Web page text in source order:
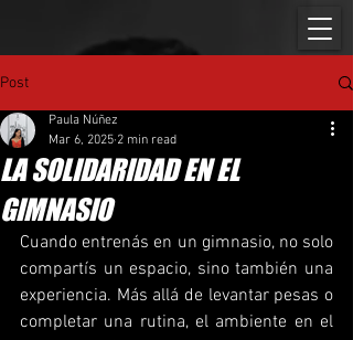
Post
LA SOLIDARIDAD EN EL
GIMNASIO
Paula Núñez
Mar 6, 2025 2 min read
Cuando entrenás en un gimnasio, no solo
compartís un espacio, sino también una
experiencia. Más allá de levantar pesas o
completar una rutina, el ambiente en el